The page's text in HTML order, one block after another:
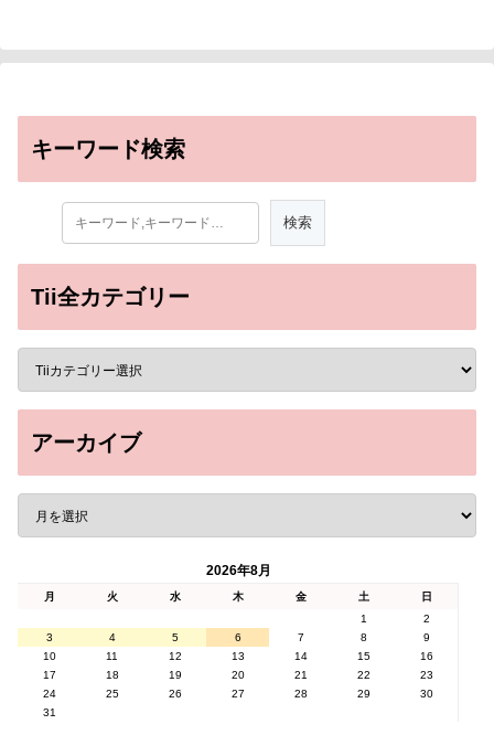
キーワード検索
Tii全カテゴリー
アーカイブ
2026年8月
月 火 水 木 金 土
日
1
2
3
4 5 6 7 8
9
10
11 12 13 14 15
16
17
18 19 20 21 22
23
24
25 26 27 28 29
30
31